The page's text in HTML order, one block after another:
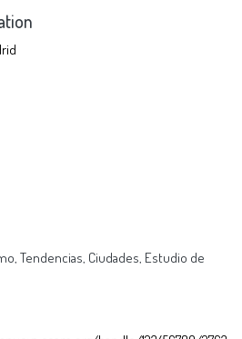
, Tendencias, Ciudades, Estudio de